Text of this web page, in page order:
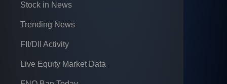
Stock in News
Trending News
FII/DII Activity
Live Equity Market Data